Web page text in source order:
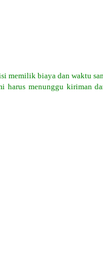
memilik biaya dan waktu
harus menunggu kiriman